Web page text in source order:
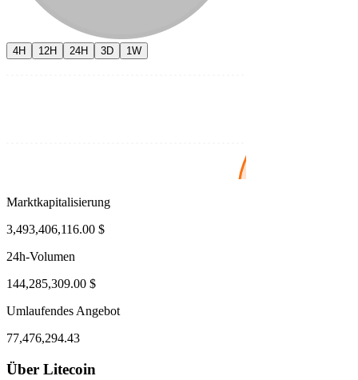
4H 12H 24H 3D 1W
3, 08:13 PM
Marktkapitalisierung
3,493,406,116.00 $
24h-Volumen
144,285,309.00 $
Umlaufendes Angebot
77,476,294.43
Über Litecoin